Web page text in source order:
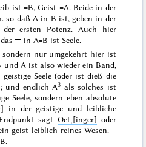
ist =B, Geist =A. Beide in der
so daß A in B ist, geben in der
der ersten Potenz. Auch hier
═ in A=B ist Seele.
nur umgekehrt hier ist
und A ist also wieder ein Band,
Seele (oder ist dieß die
und endlich A3 als solches ist
Seele, sondern eben absolute
in der geistige und leibliche
sagt Oet˖[inger] oder
geist-leiblich-reines Wesen. –